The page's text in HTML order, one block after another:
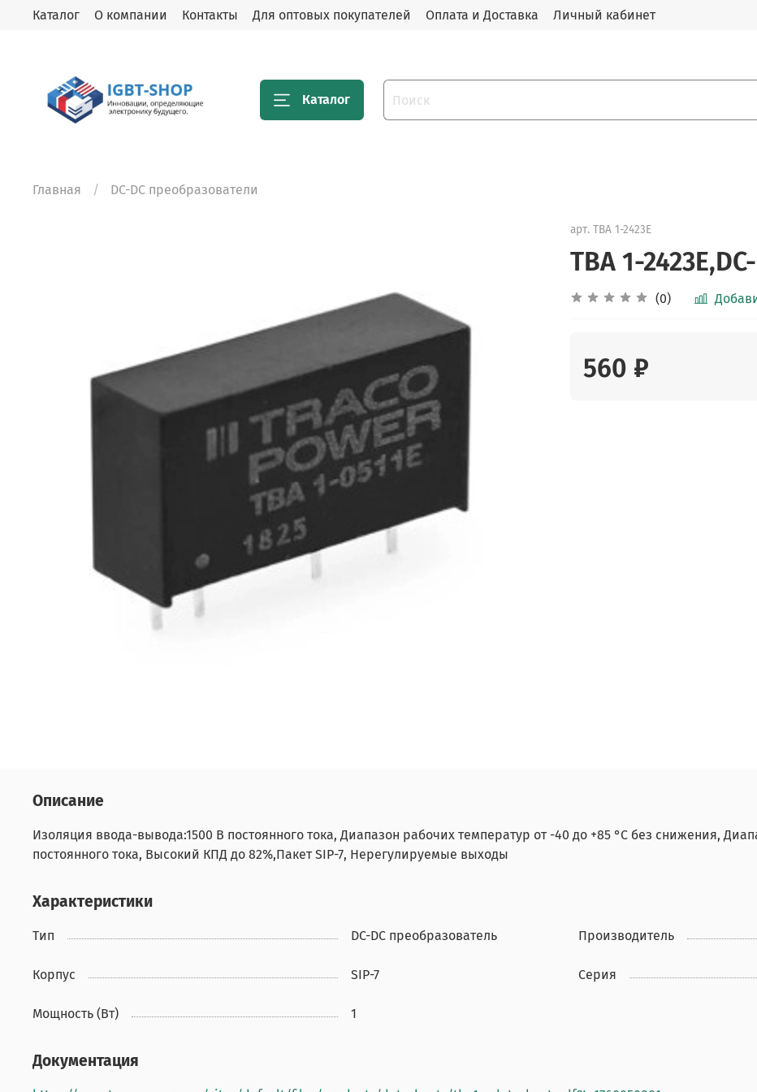
Каталог О компании Контакты Для оптовых покупателей Оплата и Доставка Личный кабинет
Каталог
Главная DC-DC преобразователи
арт. TBA 1-2423E
TBA 1-
(0)
560 ₽
Описание
Изоляция ввода-вывода:1500 В постоянного тока, Диапазон рабочих температур от -40 до +85 °C без снижения,
постоянного тока, Высокий КПД до 82%,Пакет SIP-7, Нерегулируемые выходы
Характеристики
Тип DC-DC преобразователь Производитель
Корпус SIP-7 Серия
Мощность (Вт) 1
Документация